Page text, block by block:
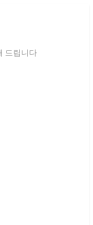
드립니다